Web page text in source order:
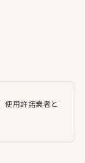
使用許諾業者と